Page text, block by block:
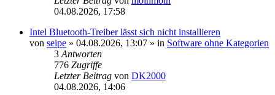
04.08.2026, 17:58
Intel Bluetooth-Treiber lässt sich nicht installieren
von seipe » 04.08.2026, 13:07 » in Software ohne Kategorien
3Antworten
776 Zugriffe
Letzter Beitrag von DK2000
04.08.2026, 14:06